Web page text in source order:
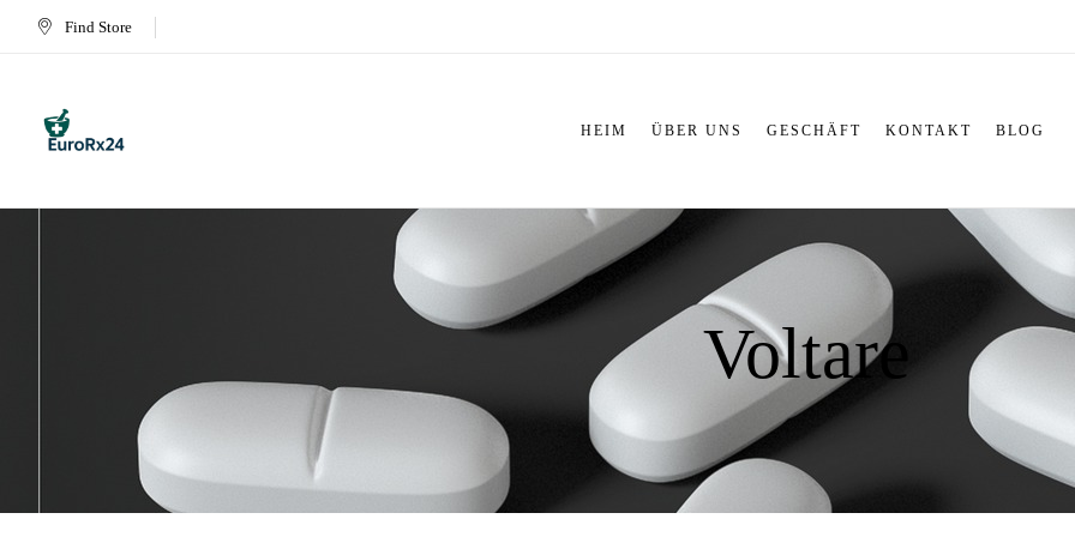
Find Store
HEIM ÜBER UNS GESCHÄFT KONTAKT BLOG
Voltare​